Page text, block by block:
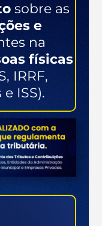
sobre as
e
na
físicas
IRRF,
ISS).